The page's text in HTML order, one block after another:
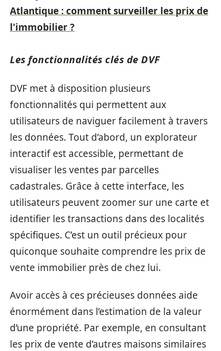
Atlantique : comment surveiller les prix de
l'immobilier ?
Les fonctionnalités clés de DVF
DVF met à disposition plusieurs
fonctionnalités qui permettent aux
utilisateurs de naviguer facilement à travers
les données. Tout d’abord, un explorateur
interactif est accessible, permettant de
visualiser les ventes par parcelles
cadastrales. Grâce à cette interface, les
utilisateurs peuvent zoomer sur une carte et
identifier les transactions dans des localités
spécifiques. C’est un outil précieux pour
quiconque souhaite comprendre les prix de
vente immobilier près de chez lui.
Avoir accès à ces précieuses données aide
énormément dans l’estimation de la valeur
d’une propriété. Par exemple, en consultant
les prix de vente d’autres maisons similaires